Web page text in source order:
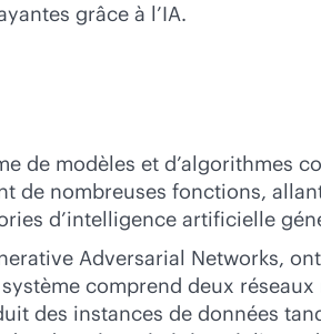
grâce à l’IA.
de modèles et d’algorithmes
nombreuses fonctions,
d’intelligence artificielle
Adversarial Networks,
comprend deux
des instances de données